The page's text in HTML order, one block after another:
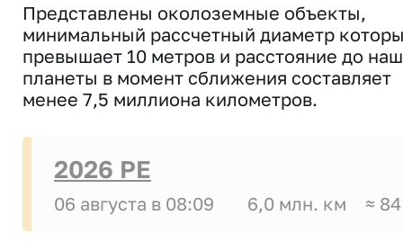
Представлены околоземные объекты,
минимальный рассчетный диаметр
превышает 10 метров и расстояние до
планеты в момент сближения составляет
менее 7,5 миллиона километров.
2026 PE
06 августа в 08:09 6,0 млн. км ≈